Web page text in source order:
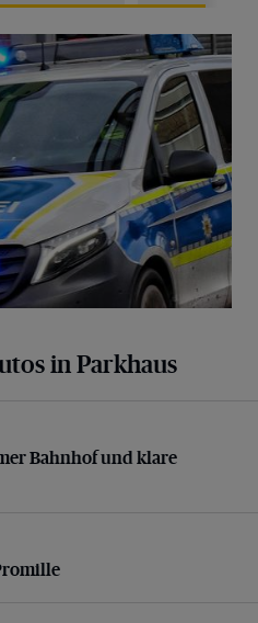
Parkhaus
in Parkhaus
Bahnhof und klare Ansage
Bahnhof und klare